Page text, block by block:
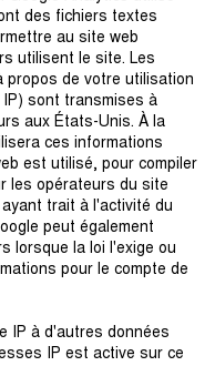
des fichiers textes
au site web
utilisent le site. Les
propos de votre utilisation
sont transmises à
aux États-Unis. À la
ces informations
est utilisé, pour compiler
les opérateurs du site
trait à l'activité du
peut également
lorsque la loi l'exige ou
pour le compte de
IP à d'autres données
IP est active sur ce